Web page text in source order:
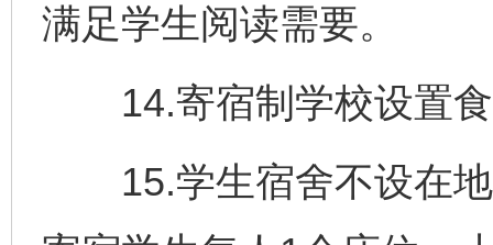
满足学生阅读需要。
14.寄宿制学校设置
15.学生宿舍不设在地